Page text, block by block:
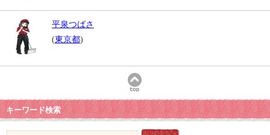
平泉つばさ
(東京都)
キーワード検索